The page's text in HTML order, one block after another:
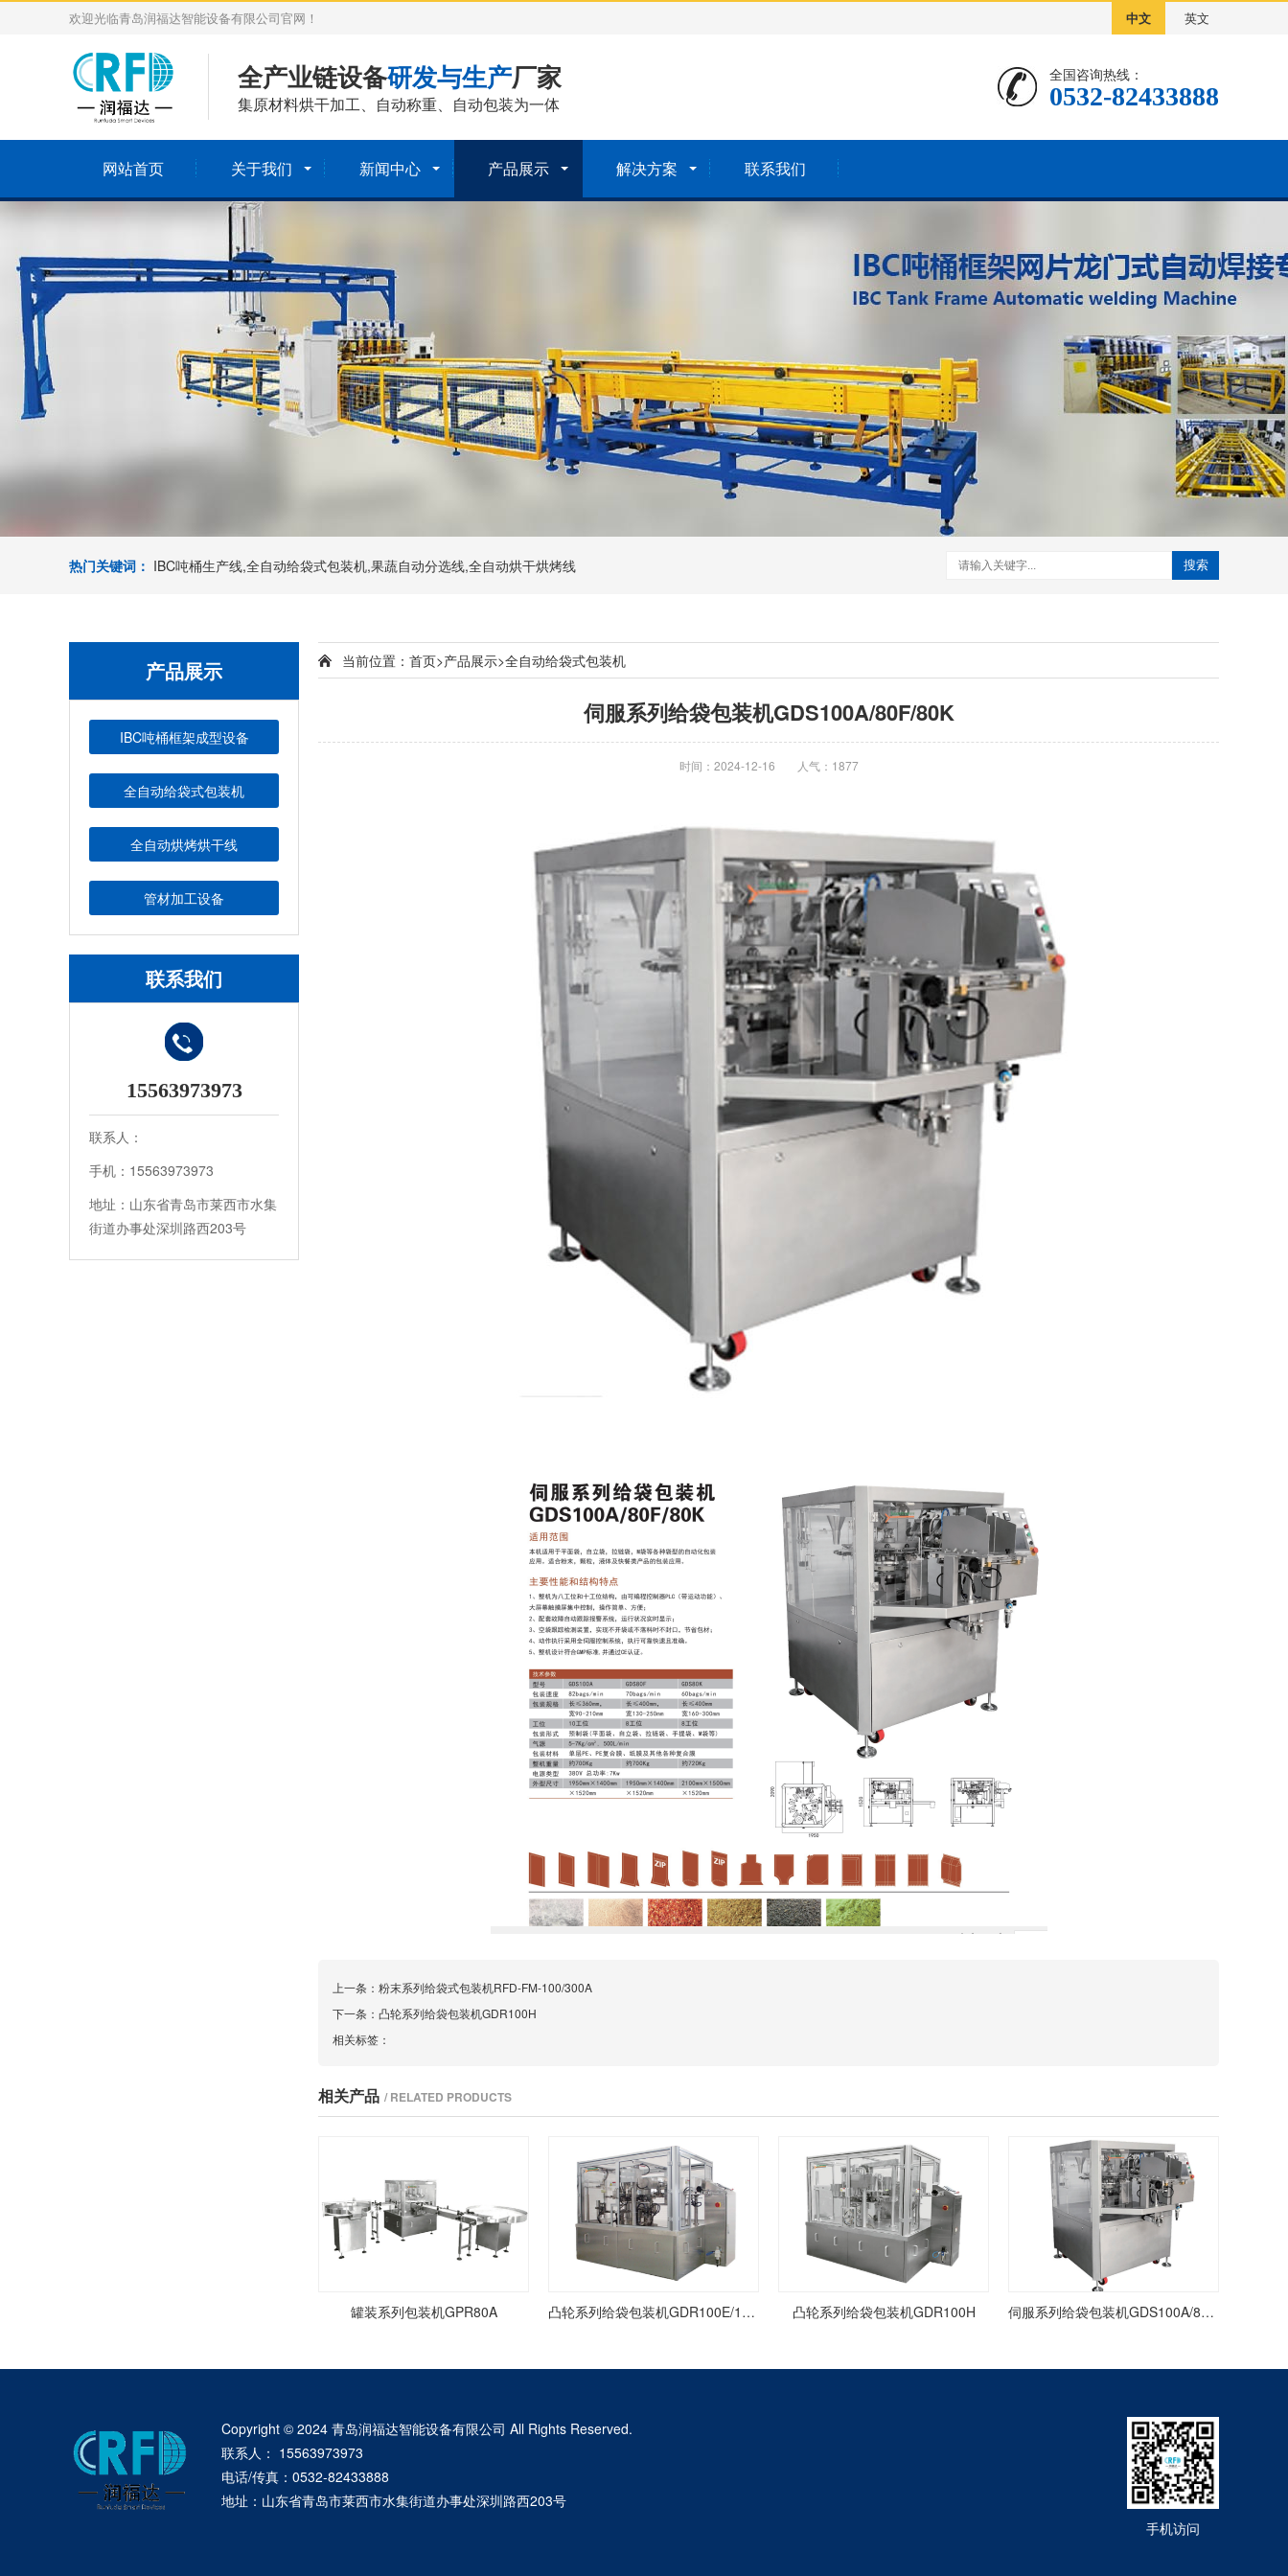
中文 英文
欢迎光临青岛润福达智能设备有限公司官网！
全产业链设备研发与生产厂家
集原材料烘干加工、自动称重、自动包装为一体
全国咨询热线：
0532-82433888
网站首页 关于我们 新闻中心 产品展示 解决方案 联系我们
热门关键词： IBC吨桶生产线,全自动给袋式包装机,果蔬自动分选线,全自动烘干烘烤线 搜索
产品展示
IBC吨桶框架成型设备
全自动给袋式包装机
全自动烘烤烘干线
管材加工设备
联系我们
15563973973
联系人：
手机：15563973973
地址：山东省青岛市莱西市水集
街道办事处深圳路西203号
当前位置： 首页>产品展示>全自动给袋式包装机
伺服系列给袋包装机GDS100A/80F/80K
时间：2024-12-16 人气：1877
上一条： 粉末系列给袋式包装机RFD-FM-100/300A
下一条： 凸轮系列给袋包装机GDR100H
相关标签：
相关产品 / RELATED PRODUCTS
罐装系列包装机GPR80A 凸轮系列给袋包装机GDR100E/100F/100K 凸轮系列给袋包装机GDR100H 伺服系列给袋包装机GDS100A/80F/80K
手机访问
Copyright © 2024 青岛润福达智能设备有限公司 All Rights Reserved.
联系人： 15563973973
电话/传真：0532-82433888
地址：山东省青岛市莱西市水集街道办事处深圳路西203号